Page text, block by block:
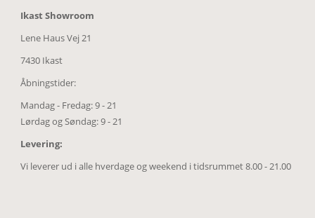
Ikast Showroom
Lene Haus Vej 21
7430 Ikast
Åbningstider:
Mandag - Fredag: 9 - 21
Lørdag og Søndag: 9 - 21
Levering:
Vi leverer ud i alle hverdage og weekend i tidsrummet 8.00 - 21.00